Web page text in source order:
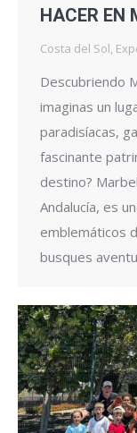
HACER EN
Costa del Sol
Descubriendo
imaginas un
paradisíacas,
fascinante
destino?
Andalucía, es
emblemáticos
busques